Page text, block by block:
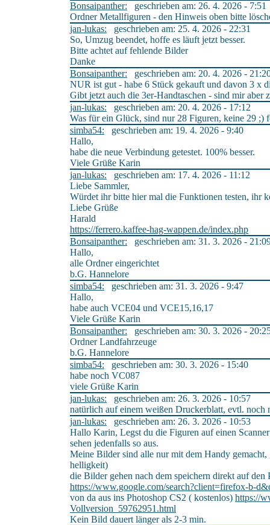
Bonsaipanther: geschrieben am: 26. 4. 2026 - 7:51
Ordner Metallfiguren - den Hinweis oben bitte
jan-lukas: geschrieben am: 25. 4. 2026 - 22:31
So, Umzug beendet, hoffe es läuft jetzt besser.
Bitte achtet auf fehlende Bilder
Danke
Bonsaipanther: geschrieben am: 20. 4. 2026 -
NUR ist gut - habe 6 Stück gekauft und davon 3 x
Gibt jetzt auch die 3er-Handtaschen - sind mir aber
jan-lukas: geschrieben am: 20. 4. 2026 - 17:12
Was für ein Glück, sind nur 28 Figuren, keine 29 ;)
simba54: geschrieben am: 19. 4. 2026 - 9:40
Hallo,
habe die neue Verbindung getestet. 100% besser.
Viele Grüße Karin
jan-lukas: geschrieben am: 17. 4. 2026 - 11:12
Liebe Sammler,
Würdet ihr bitte hier mal die Funktionen testen, ihr
Liebe Grüße
Harald
https://ferrero.kaffee-hag-wappen.de/index.php
Bonsaipanther: geschrieben am: 31. 3. 2026 -
Hallo,
alle Ordner eingerichtet
b.G. Hannelore
simba54: geschrieben am: 31. 3. 2026 - 9:47
Hallo,
habe auch VCE04 und VCE15,16,17
Viele Grüße Karin
Bonsaipanther: geschrieben am: 30. 3. 2026 -
Ordner Landfahrzeuge
b.G. Hannelore
simba54: geschrieben am: 30. 3. 2026 - 15:40
habe noch VC087
viele Grüße Karin
jan-lukas: geschrieben am: 26. 3. 2026 - 10:57
natürlich auf einem weißen Druckerblatt, evtl.
jan-lukas: geschrieben am: 26. 3. 2026 - 10:53
Hallo Karin, Legst du die Figuren auf einen
sehen jedenfalls so aus.
Meine Bilder sind alle nur mit dem Handy
helligkeit)
die Bilder gehen nach dem speichern direkt auf
https://www.google.com/search?client=firefox-b-
von da aus ins Photoshop CS2 ( kostenlos) https://
Vollversion_59762951.html
Kein Bild dauert länger als 2-3 min.